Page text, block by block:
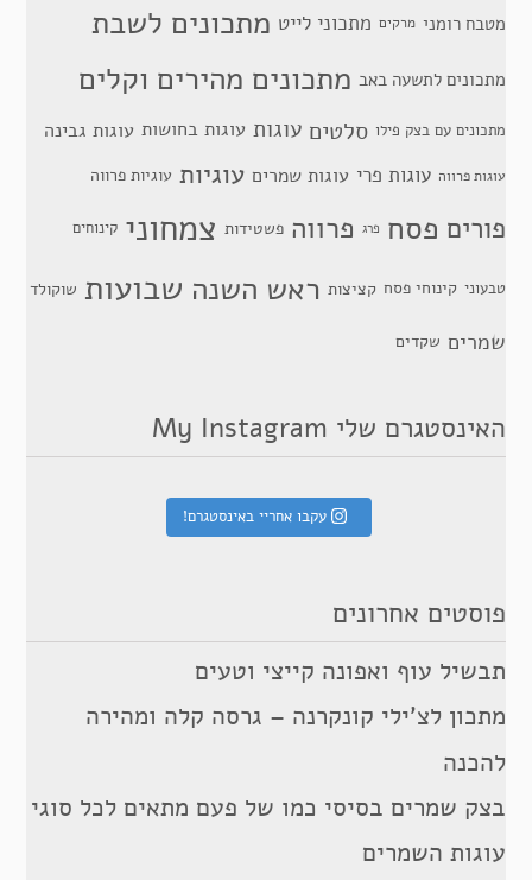
מטבח רומני מרקים מתכוני לייט מתכונים לשבת
מתכונים לתשעה באב מתכונים מהירים וקלים
מתכונים עם בצק פילו סלטים עוגות עוגות בחושות עוגות גבינה
עוגות פרווה עוגות פרי עוגות שמרים עוגיות עוגיות פרווה
פורים פסח פרג פרווה פשטידות צמחוני קינוחים
טבעוני קינוחי פסח קציצות ראש השנה שבועות שוקולד
שמרים שקדים
האינסטגרם שלי My Instagram
עקבו אחריי באינסטגרם!
פוסטים אחרונים
תבשיל עוף ואפונה קייצי וטעים
מתכון לצ’ילי קונקרנה – גרסה קלה ומהירה
להכנה
בצק שמרים בסיסי כמו של פעם מתאים לכל סוגי
עוגות השמרים